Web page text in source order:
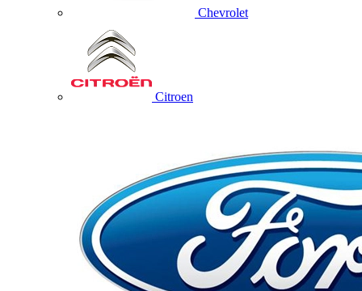
Chevrolet
Citroen